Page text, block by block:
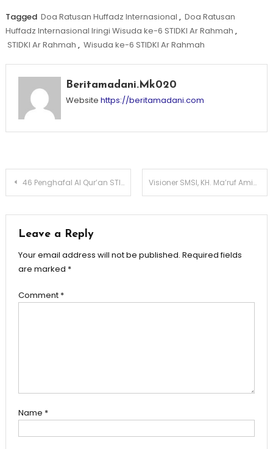
Tagged Doa Ratusan Huffadz Internasional , Doa Ratusan
Huffadz Internasional Iringi Wisuda ke-6 STIDKI Ar Rahmah ,
STIDKI Ar Rahmah , Wisuda ke-6 STIDKI Ar Rahmah
Beritamadani.mk020
Website https://beritamadani.com
Post
46 Penghafal Al Qur’an STIDKI Ar Rahmah segera Diwisuda Visioner SMSI, KH. Ma’ruf Amin Perkuat Arah Moral Media Siber Indonesia
Leave a Reply
Your email address will not be published. Required fields
are marked *
Comment *
Name *